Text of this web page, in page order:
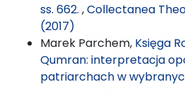
ss. 662. ,Collectanea
(2017)
Marek Parchem, Księga
Qumran: interpretacja
patriarchach w